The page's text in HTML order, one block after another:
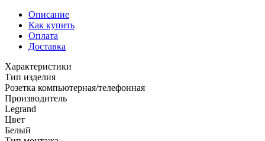
Описание
Как купить
Оплата
Доставка
Характеристики
Тип изделия
Розетка компьютерная/телефонная
Производитель
Legrand
Цвет
Белый